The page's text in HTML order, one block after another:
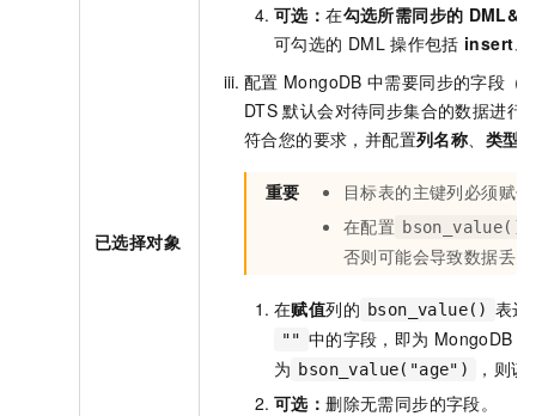
已选择对象
可选：在勾选所需同步的
可勾选的 DML 操作包括 insert
配置 MongoDB 中需要同步的字段（
DTS 默认会对待同步集合的数据进行
符合您的要求，并配置列名称 类型
重要
目标表的主键列必须赋
在配置 bson_value()
否则可能会导致数据丢
在赋值列的 bson_value() 表达
"" 中的字段，即为 MongoDB
为 bson_value("age")
，则
可选：删除无需同步的字段。